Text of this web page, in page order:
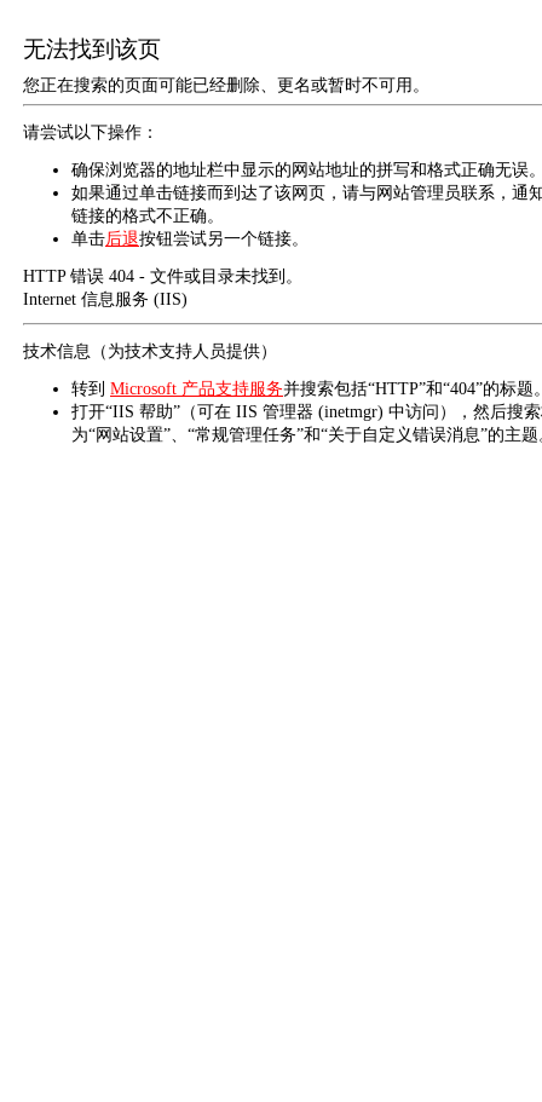
无法找到该页
您正在搜索的页面可能已经删除、更名或暂时不可用。
请尝试以下操作：
确保浏览器的地址栏中显示的网站地址的拼写和格式正确无误
如果通过单击链接而到达了该网页，请与网站管理员联系，通
链接的格式不正确。
单击后退按钮尝试另一个链接。
HTTP 错误 404 - 文件或目录未找到。
Internet 信息服务 (IIS)
技术信息（为技术支持人员提供）
转到 Microsoft 产品支持服务并搜索包括“HTTP”和“404”的标题
打开“IIS 帮助”（可在 IIS 管理器 (inetmgr) 中访问），然后搜
为“网站设置”、“常规管理任务”和“关于自定义错误消息”的主题